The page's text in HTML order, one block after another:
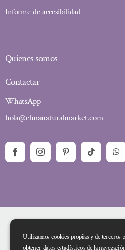
Informe de accesibilidad
Quienes somos
Contactar
WhatsApp
hola@elmanaturalmarket.com
Utilizamos cookies propias y de terceros
obtener datos estadísticos de la